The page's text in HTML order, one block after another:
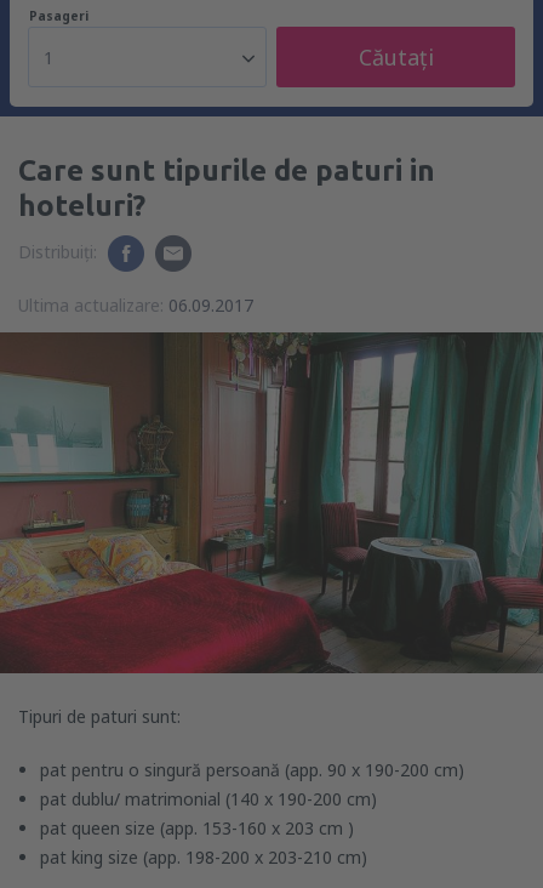
Pasageri
1 Căutați
Care sunt tipurile de paturi in
hoteluri?
Distribuiți:
Ultima actualizare: 06.09.2017
Tipuri de paturi sunt:
pat pentru o singură persoană (app. 90 x 190-200 cm)
pat dublu/ matrimonial (140 x 190-200 cm)
pat queen size (app. 153-160 x 203 cm )
pat king size (app. 198-200 x 203-210 cm)